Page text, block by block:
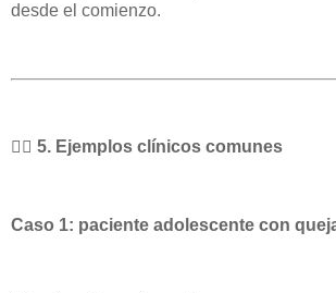
desde el comienzo.
🧍‍♂️ 5. Ejemplos clínicos comunes
Caso 1: paciente adolescente con